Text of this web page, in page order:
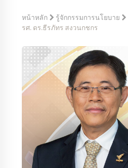
หน้าหลัก รู้จักกรรมการนโยบาย
รศ. ดร.ธีรภัทร สงวนกชกร